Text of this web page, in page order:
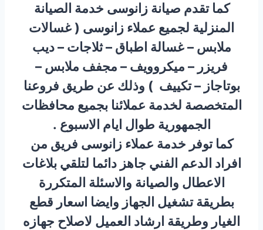
كما تقدم صيانة زانوسى خدمة الصيانة
المنزلية لجميع عملاء زانوسى ( غسالات
ملابس – غسالة اطباق – ثلاجات – ديب
فريزر – ميكروويف – مجفف ملابس –
بوتاجاز – تكييف ) وذلك عن طريق فروعنا
المتخصصة لخدمة عملائنا بجميع محافظات
الجمهورية طوال ايام الاسبوع .
كما توفر خدمة عملاء زانوسى فريق من
افراد الدعم الفني جاهز دائما لتلقي بلاغات
الاعطال والصيانة والاسئلة المتكررة
بطريقة تشغيل الجهاز وايضا اسعار قطع
الغيار وطريقة ارشاد العميل لاصلاح جهازه